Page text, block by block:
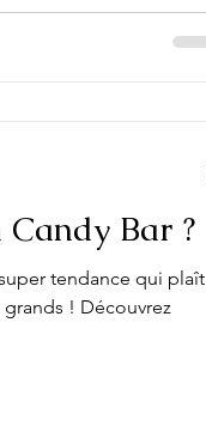
Bar ?
tendance qui plaît
! Découvrez